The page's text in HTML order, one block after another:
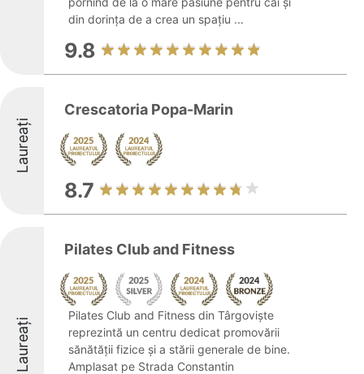
din dorința de a crea un spațiu ...
9.8
Laureați
Crescatoria Popa-Marin
8.7
Laureați
Pilates Club and Fitness
Pilates Club and Fitness din Târgoviște
reprezintă un centru dedicat promovării
sănătății fizice și a stării generale de bine.
Amplasat pe Strada Constantin